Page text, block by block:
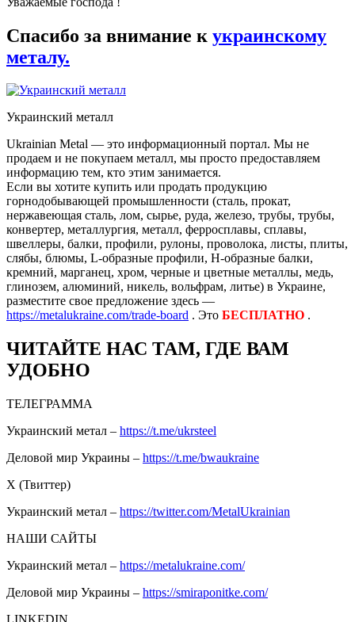
Спасибо за внимание к украинскому
металу.
Украинский металл
Ukrainian Metal — это информационный портал. Мы не
продаем и не покупаем металл, мы просто предоставляем
информацию тем, кто этим занимается.
Если вы хотите купить или продать продукцию
горнодобывающей промышленности (сталь, прокат,
нержавеющая сталь, лом, сырье, руда, железо, трубы, трубы,
конвертер, металлургия, металл, ферросплавы, сплавы,
швеллеры, балки, профили, рулоны, проволока, листы, плиты,
слябы, блюмы, L-образные профили, H-образные балки,
кремний, марганец, хром, черные и цветные металлы, медь,
глинозем, алюминий, никель, вольфрам, литье) в Украине,
разместите свое предложение здесь —
https://metalukraine.com/trade-board . Это БЕСПЛАТНО .
ЧИТАЙТЕ НАС ТАМ, ГДЕ ВАМ
УДОБНО
ТЕЛЕГРАММА
Украинский метал – https://t.me/ukrsteel
Деловой мир Украины – https://t.me/bwaukraine
Х (Твиттер)
Украинский метал – https://twitter.com/MetalUkrainian
НАШИ САЙТЫ
Украинский метал – https://metalukraine.com/
Деловой мир Украины – https://smiraponitke.com/